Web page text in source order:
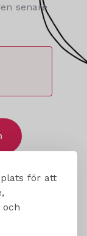
för att
senare